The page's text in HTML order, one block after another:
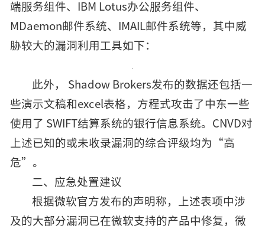
端服务组件、IBM Lotus办公服务组件、
MDaemon邮件系统、IMAIL邮件系统等，其中威
胁较大的漏洞利用工具如下：
此外， Shadow Brokers发布的数据还包括一
些演示文稿和excel表格，方程式攻击了中东一些
使用了 SWIFT结算系统的银行信息系统。CNVD对
上述已知的或未收录漏洞的综合评级均为“高
危”。
二、应急处置建议
根据微软官方发布的声明称，上述表项中涉
及的大部分漏洞已在微软支持的产品中修复，微